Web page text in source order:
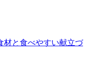
材と食べやすい献立づ